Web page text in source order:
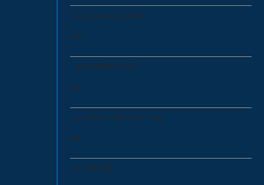
株式会社共進電設に組織変更
1997
資本金を2,000万円に増資
2002
Nビル新社屋（札幌市中央区）へ移転
2015
売上10億円突破